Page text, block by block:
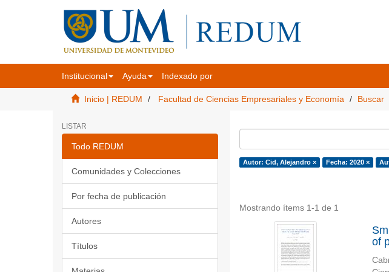
Institucional Ayuda Indexado por
Inicio | REDUM Facultad de Ciencias Empresariales y Economía Buscar
LISTAR
Todo REDUM
Comunidades y Colecciones
Por fecha de publicación
Autores
Títulos
Autor: Cid, Alejandro × Fecha: 2020 ×
Mostrando ítems 1-1 de 1
of